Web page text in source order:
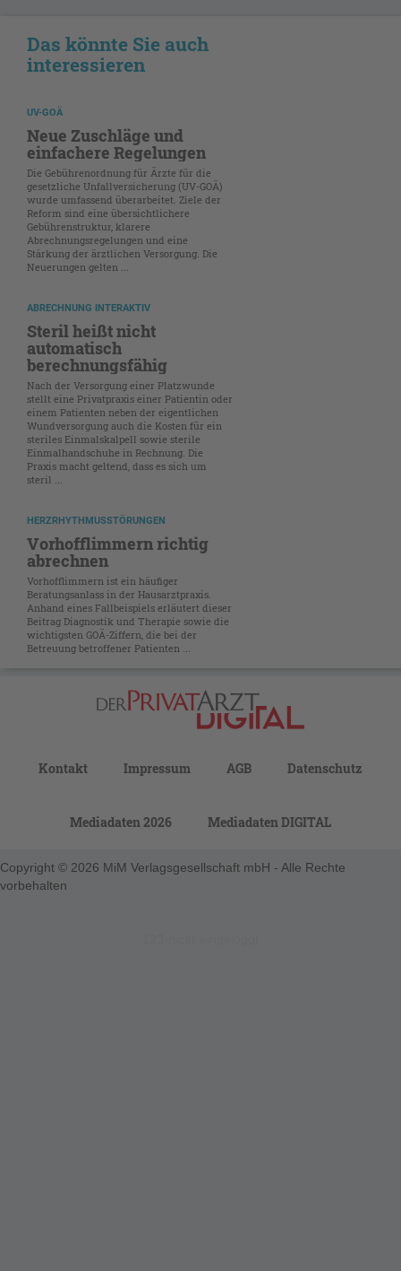
Das könnte Sie auch
interessieren
UV-GOÄ
Neue Zuschläge und
einfachere Regelungen
Die Gebührenordnung für Ärzte für die
gesetzliche Unfallversicherung (UV-GOÄ)
wurde umfassend überarbeitet. Ziele der
Reform sind eine übersichtlichere
Gebührenstruktur, klarere
Abrechnungsregelungen und eine
Stärkung der ärztlichen Versorgung. Die
Neuerungen gelten ...
ABRECHNUNG INTERAKTIV
Steril heißt nicht
automatisch
berechnungsfähig
Nach der Versorgung einer Platzwunde
stellt eine Privatpraxis einer Patientin oder
einem Patienten neben der eigentlichen
Wundversorgung auch die Kosten für ein
steriles Einmalskalpell sowie sterile
Einmalhandschuhe in Rechnung. Die
Praxis macht geltend, dass es sich um
steril ...
HERZRHYTHMUSSTÖRUNGEN
Vorhofflimmern richtig
abrechnen
Vorhofflimmern ist ein häufiger
Beratungsanlass in der Hausarztpraxis.
Anhand eines Fallbeispiels erläutert dieser
Beitrag Diagnostik und Therapie sowie die
wichtigsten GOÄ-Ziffern, die bei der
Betreuung betroffener Patienten ...
Kontakt Impressum AGB Datenschutz
Mediadaten 2026 Mediadaten DIGITAL
Copyright © 2026 MiM Verlagsgesellschaft mbH - Alle Rechte
vorbehalten